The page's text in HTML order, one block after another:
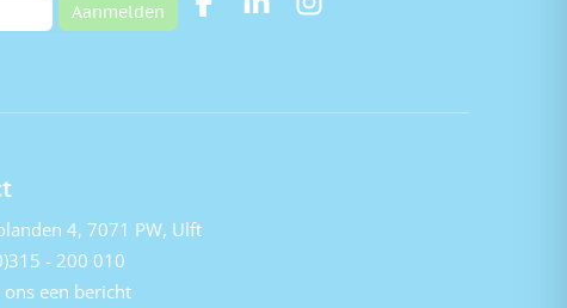
Aanmelden
4, 7071 PW, Ulft
- 200 010
ons een bericht